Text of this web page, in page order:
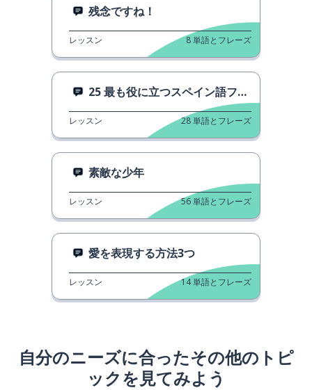
残念ですね！
レッスン 8単語とフレーズ
25 最も役に立つスペイン語フレーズ
レッスン 28単語とフレーズ
素敵な少年
レッスン 56単語とフレーズ
愛を表現する方法3つ
レッスン 14単語とフレーズ
自分のニーズに合ったその他のトピ
ックを見てみよう